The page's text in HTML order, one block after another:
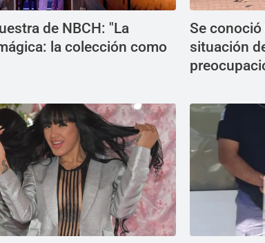
de NBCH: "La
la colección como
Se
situación